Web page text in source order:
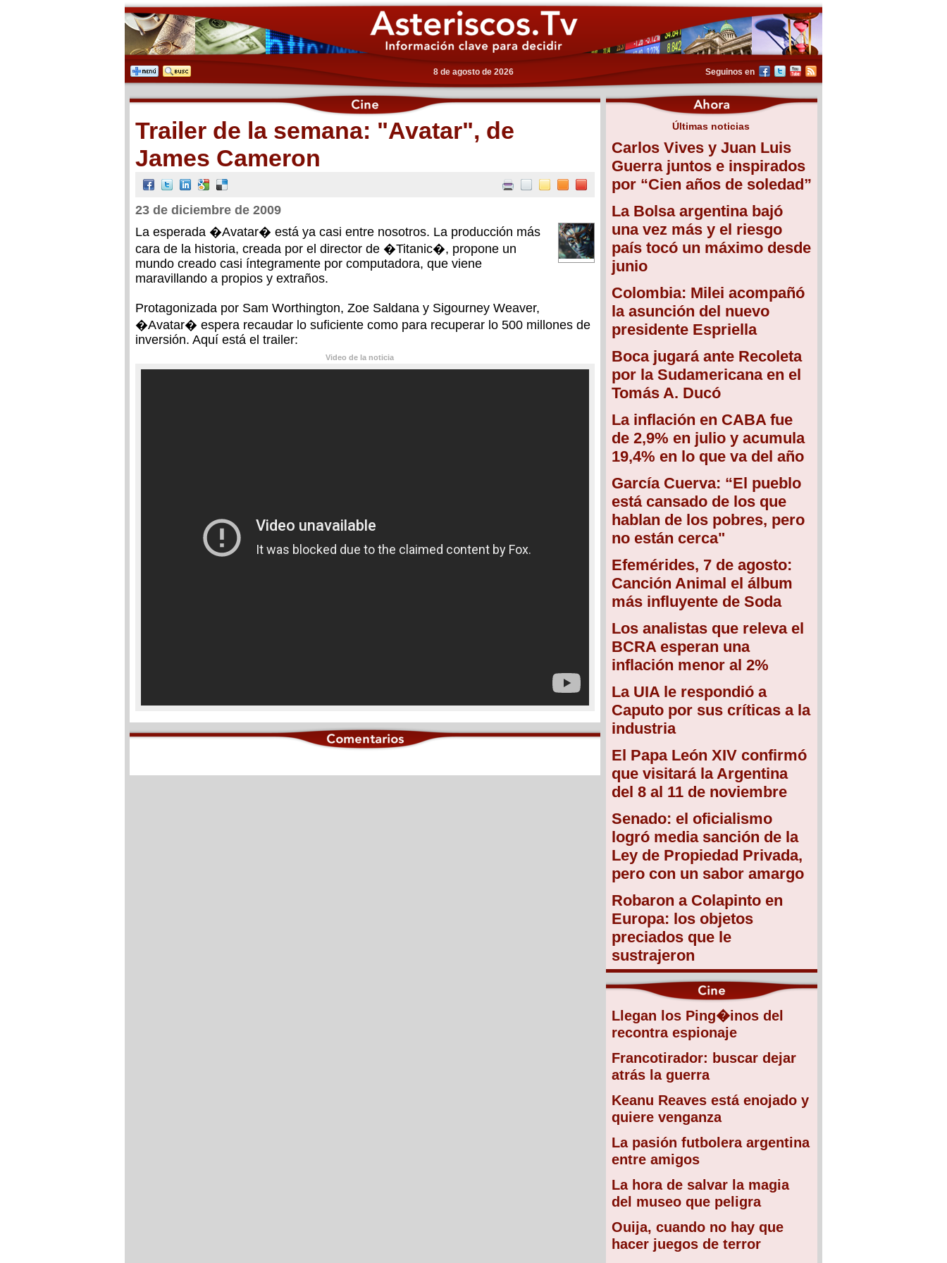
8 de agosto de 2026 Seguinos en
Últimas noticias
Carlos Vives y Juan Luis
Guerra juntos e inspirados
por “Cien años de soledad”
La Bolsa argentina bajó
una vez más y el riesgo
país tocó un máximo desde
junio
Colombia: Milei acompañó
la asunción del nuevo
presidente Espriella
Boca jugará ante Recoleta
por la Sudamericana en el
Tomás A. Ducó
La inflación en CABA fue
de 2,9% en julio y acumula
19,4% en lo que va del año
García Cuerva: “El pueblo
está cansado de los que
hablan de los pobres, pero
no están cerca"
Efemérides, 7 de agosto:
Canción Animal el álbum
más influyente de Soda
Los analistas que releva el
BCRA esperan una
inflación menor al 2%
La UIA le respondió a
Caputo por sus críticas a la
industria
El Papa León XIV confirmó
que visitará la Argentina
del 8 al 11 de noviembre
Senado: el oficialismo
logró media sanción de la
Ley de Propiedad Privada,
pero con un sabor amargo
Robaron a Colapinto en
Europa: los objetos
preciados que le
sustrajeron
Llegan los Ping�inos del
recontra espionaje
Francotirador: buscar dejar
atrás la guerra
Keanu Reaves está enojado y
quiere venganza
La pasión futbolera argentina
entre amigos
La hora de salvar la magia
del museo que peligra
Ouija, cuando no hay que
hacer juegos de terror
Trailer de la semana: "Avatar", de
James Cameron
23 de diciembre de 2009
La esperada �Avatar� está ya casi entre nosotros. La producción más
cara de la historia, creada por el director de �Titanic�, propone un
mundo creado casi íntegramente por computadora, que viene
maravillando a propios y extraños.
Protagonizada por Sam Worthington, Zoe Saldana y Sigourney Weaver,
�Avatar� espera recaudar lo suficiente como para recuperar lo 500 millones de
inversión. Aquí está el trailer:
Video de la noticia